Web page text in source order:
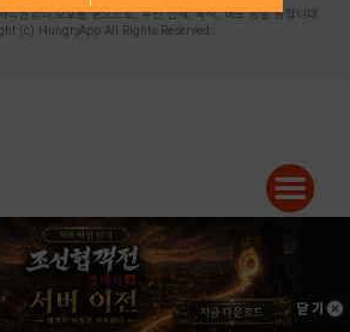
작권법의 보호를 받으므로, 무단 전재, 복사, 배포 등을 금합니다.
(c) HungryApp All Rights Reserved.